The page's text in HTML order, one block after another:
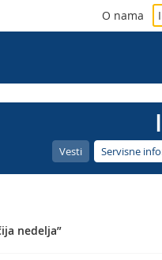
O nama
Vesti Servisne
nedelja”